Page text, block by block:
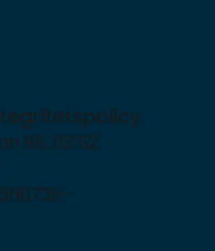
95, 113 52